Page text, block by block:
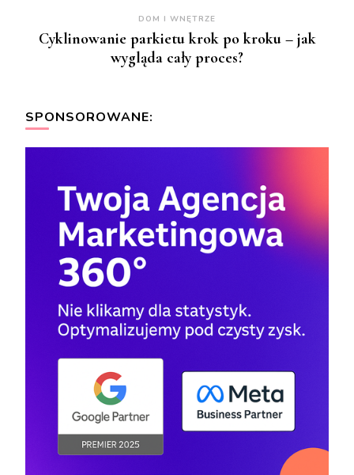
DOM I WNĘTRZE
Cyklinowanie parkietu krok po kroku – jak
wygląda cały proces?
SPONSOROWANE: